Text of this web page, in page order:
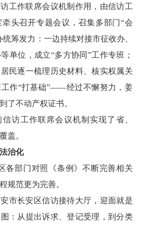
工作联席会议机制作用，由信访工
头召开专题会议，召集多部门“会
筹发力：一边持续对接市征收办、
单位，成立“多方协同”工作专班；
民逐一梳理历史材料、核实权属关
工作“打基础”——经过不懈努力，姜
了不动产权证书。
访工作联席会议机制实现了省、
盖。
治化
各部门对照《条例》不断完善相关
规范更为完善。
市长安区信访接待大厅，迎面就是
：从提出诉求、登记受理，到分类